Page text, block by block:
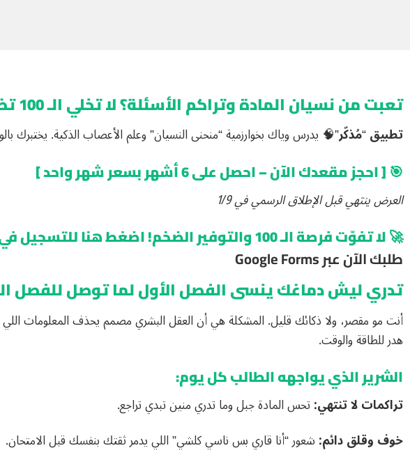
تعبت من نسيان المادة وتراكم الأسئلة؟ لا تخلي الـ 100 تضيع منك بالمراجعة!
تطبيق “مُذكّر”🧠 يدرس وياك بخوارزمية “منحنى النسيان” وعلم الأعصاب الذكية. يختبرك
🎯[ احجز مقعدك الآن – احصل على 6 أشهر بسعر شهر واحد ]
العرض ينتهي قبل الإطلاق الرسمي في 1/9
🚀 لا تفوّت فرصة الـ 100 والتوفير الضخم! اضغط هنا للتسجيل في لائحة الانتظار وحجز العرض الذهبي قبل تاريخ الإطلاق 1/9 👇
طلبك الآن عبر Google Forms
تدري ليش دماغك ينسى الفصل الأول لما توصل للفصل
أنت مو مقصر، ولا ذكائك قليل. المشكلة هي أن العقل البشري مصمم يحذف المعلومات اللي
هدر للطاقة والوقت.
الشرير الذي يواجهه الطالب كل يوم:
تراكمات لا تنتهي:تحس المادة جبل وما تدري منين تبدي تراجع.
خوف وقلق دائم:شعور “أنا قاري بس ناسي كلشي” اللي يدمر ثقتك بنفسك قبل الامتحان.